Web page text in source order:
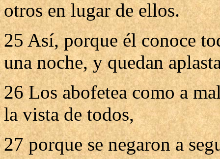
otros en lugar de ellos.
25 Así, porque él conoce
una noche, y quedan
26 Los abofetea como a
la vista de todos,
27 porque se negaron a